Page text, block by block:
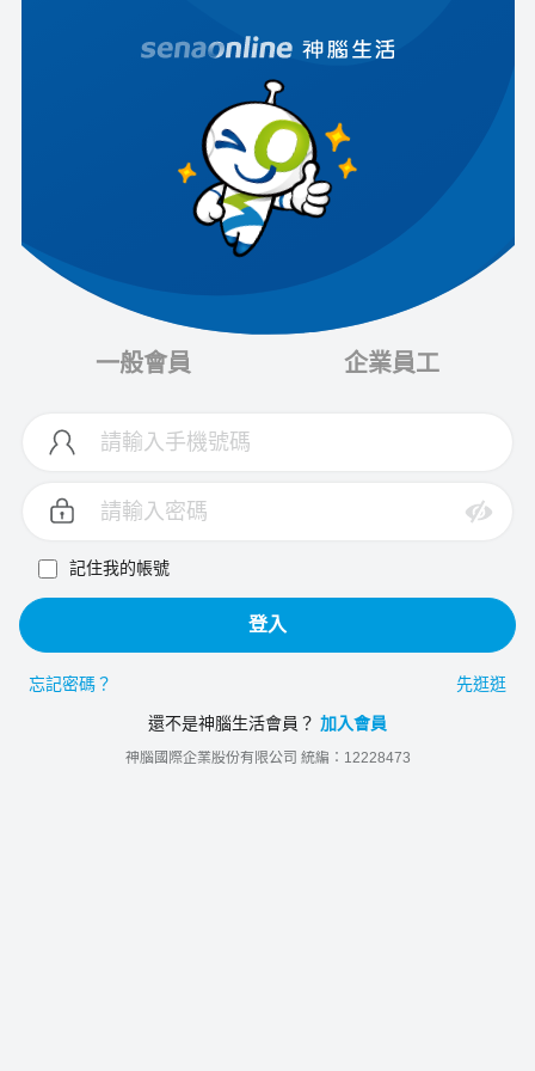
一般會員 企業員工
記住我的帳號
登入
忘記密碼？ 先逛逛
還不是神腦生活會員？ 加入會員
神腦國際企業股份有限公司 統編：12228473